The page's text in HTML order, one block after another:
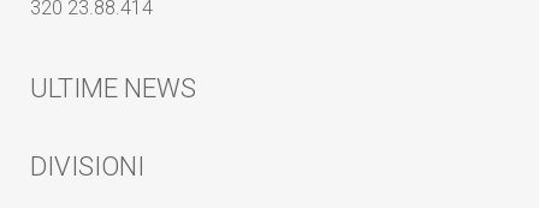
320 23.88.414
ULTIME NEWS
DIVISIONI